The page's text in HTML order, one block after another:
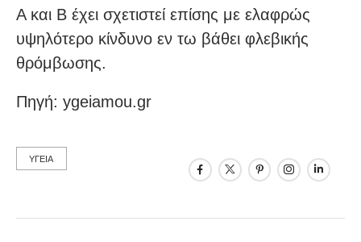
Α και Β έχει σχετιστεί επίσης με ελαφρώς
υψηλότερο κίνδυνο εν τω βάθει φλεβικής
θρόμβωσης.
Πηγή: ygeiamou.gr
ΥΓΕΙΑ